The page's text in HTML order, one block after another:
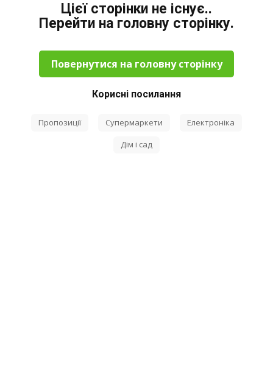
Цієї сторінки не існує..
Перейти на головну сторінку.
Повернутися на головну сторінку
Корисні посилання
Пропозиції Супермаркети Електроніка
Дім і сад